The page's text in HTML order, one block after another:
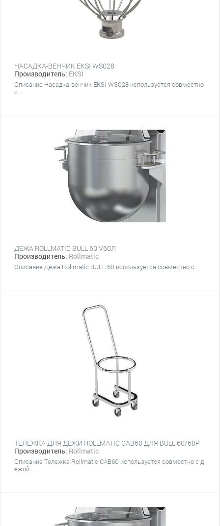
НАСАДКА-ВЕНЧИК EKSI WS028
Производитель: EKSI
Описание Насадка-венчик EKSI WS028 используется совместно
с...
ДЕЖА ROLLMATIC BULL 60 V60Л
Производитель: Rollmatic
Описание Дежа Rollmatic BULL 60 используется совместно с...
ТЕЛЕЖКА ДЛЯ ДЕЖИ ROLLMATIC CAB60 ДЛЯ BULL 60/60P
Производитель: Rollmatic
Описание Тележка Rollmatic CAB60 используется совместно с д
ежой...